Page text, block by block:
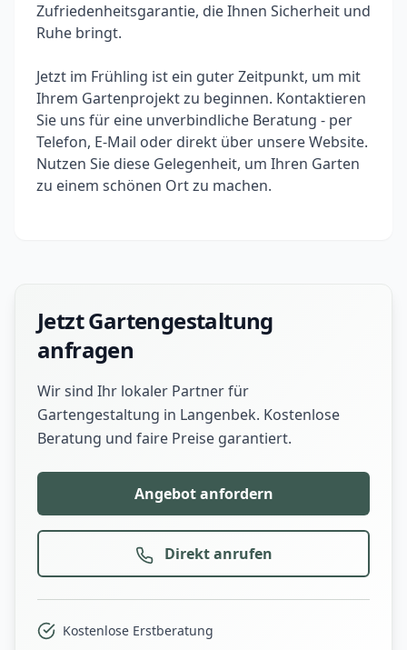
Zufriedenheitsgarantie, die Ihnen Sicherheit und
Ruhe bringt.
Jetzt im Frühling ist ein guter Zeitpunkt, um mit
Ihrem Gartenprojekt zu beginnen. Kontaktieren
Sie uns für eine unverbindliche Beratung - per
Telefon, E-Mail oder direkt über unsere Website.
Nutzen Sie diese Gelegenheit, um Ihren Garten
zu einem schönen Ort zu machen.
Jetzt Gartengestaltung
anfragen
Wir sind Ihr lokaler Partner für
Gartengestaltung in Langenbek. Kostenlose
Beratung und faire Preise garantiert.
Angebot anfordern
Direkt anrufen
Kostenlose Erstberatung